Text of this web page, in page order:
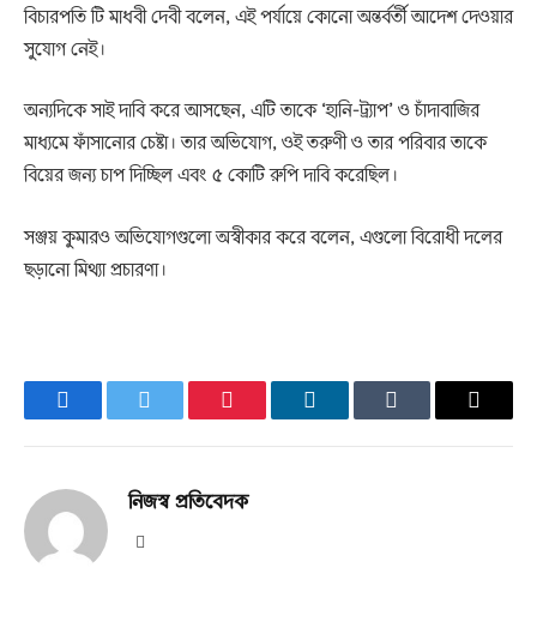
বিচারপতি টি মাধবী দেবী বলেন, এই পর্যায়ে কোনো অন্তর্বর্তী আদেশ দেওয়ার
সুযোগ নেই।
অন্যদিকে সাই দাবি করে আসছেন, এটি তাকে ‘হানি-ট্র্যাপ’ ও চাঁদাবাজির
মাধ্যমে ফাঁসানোর চেষ্টা। তার অভিযোগ, ওই তরুণী ও তার পরিবার তাকে
বিয়ের জন্য চাপ দিচ্ছিল এবং ৫ কোটি রুপি দাবি করেছিল।
সঞ্জয় কুমারও অভিযোগগুলো অস্বীকার করে বলেন, এগুলো বিরোধী দলের
ছড়ানো মিথ্যা প্রচারণা।
FacebookTwitter PinterestLinkedInTumblr Email
নিজস্ব প্রতিবেদক